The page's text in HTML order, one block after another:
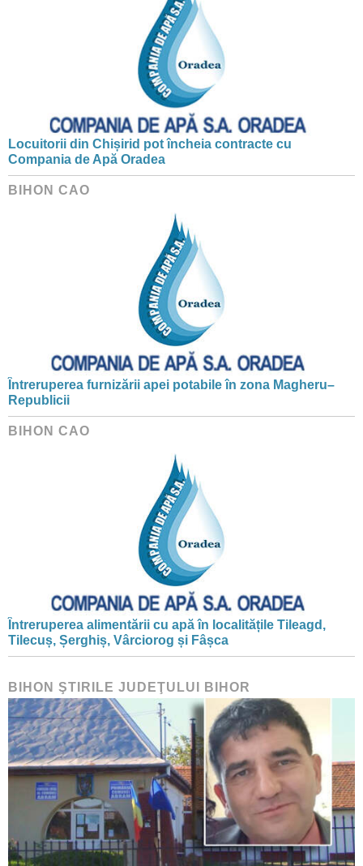
Locuitorii din Chișirid pot încheia contracte cu
Compania de Apă Oradea
BIHON CAO
Întreruperea furnizării apei potabile în zona Magheru–
Republicii
BIHON CAO
Întreruperea alimentării cu apă în localitățile Tileagd,
Tilecuș, Șerghiș, Vârciorog și Fâșca
BIHON ŞTIRILE JUDEŢULUI BIHOR